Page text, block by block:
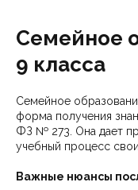
Семейное
9 класса
Семейное
форма получения
ФЗ № 273. Она дает
учебный процесс
Важные нюансы